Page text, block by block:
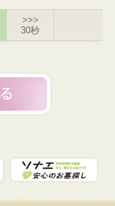
>>>
30秒